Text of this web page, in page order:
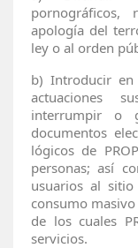
pornográficos,
apología del
ley o al orden
b) Introducir
actuaciones
interrumpir o
documentos
lógicos de
personas; así
usuarios al
consumo
de los cuales
servicios.